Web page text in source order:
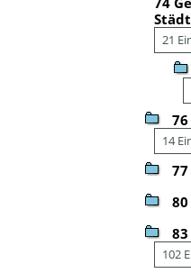
21
14
102